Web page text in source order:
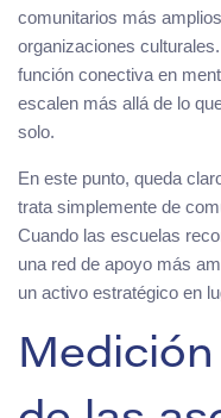
comunitarios más
organizaciones
función conectiva en
escalen más allá de lo
solo.
En este punto, queda
trata simplemente de
Cuando las escuelas
una red de apoyo más
un activo estratégico en